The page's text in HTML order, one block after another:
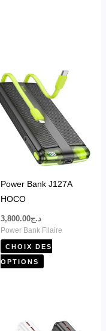
Power Bank J127A
HOCO
د.ج3,800.00
Power Bank Filaire
CHOIX DES
OPTIONS
produit
a
plusieurs
variations.
Les
options
la
page
du